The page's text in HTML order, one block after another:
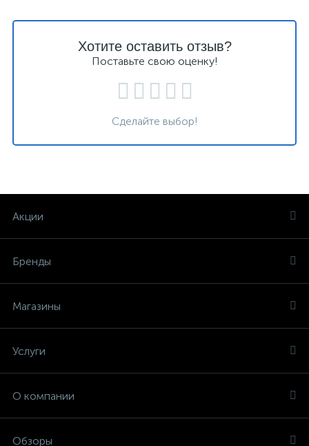
Хотите оставить отзыв?
Поставьте свою оценку!
Сделайте выбор!
Акции
Бренды
Магазины
Услуги
О компании
Обзоры